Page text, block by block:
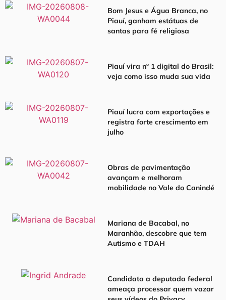
Bom Jesus e Água Branca, no
Piauí, ganham estátuas de
santas para fé religiosa
Piauí vira nº 1 digital do Brasil:
veja como isso muda sua vida
Piauí lucra com exportações e
registra forte crescimento em
julho
Obras de pavimentação
avançam e melhoram
mobilidade no Vale do Canindé
Mariana de Bacabal, no
Maranhão, descobre que tem
Autismo e TDAH
Candidata a deputada federal
ameaça processar quem vazar